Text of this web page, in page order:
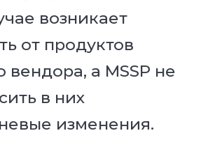
возникает
от продуктов
вендора, а MSSP не
в них
изменения.